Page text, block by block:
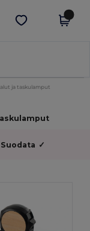
Hae sovellus
ja taskulamput
Suodata ✓